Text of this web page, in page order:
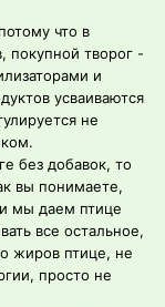
что в
покупной творог -
и
усваиваются
не
без добавок, то
вы понимаете,
мы даем птице
все остальное,
жиров птице, не
просто не